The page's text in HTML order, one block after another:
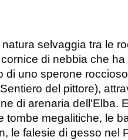
selvaggia tra le
di nebbia che
di uno sperone
del pittore),
di arenaria dell'Elba.
tombe megalitiche, le
le falesie di gesso nel